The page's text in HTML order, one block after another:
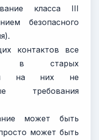
класса III
безопасного
контактов все
в старых
и на них не
требования
может быть
может быть